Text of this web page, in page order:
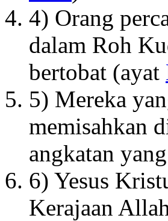
4) Orang
dalam Roh
bertobat (ayat
5) Mereka
memisahkan
angkatan
6) Yesus
Kerajaan